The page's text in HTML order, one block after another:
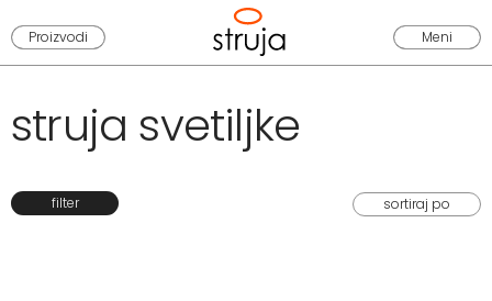
Proizvodi Meni
struja svetiljke
filter